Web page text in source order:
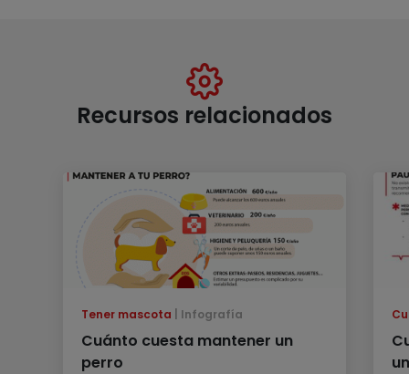
Recursos relacionados
Tener mascota Infografía
Cuánto cuesta mantener un
perro